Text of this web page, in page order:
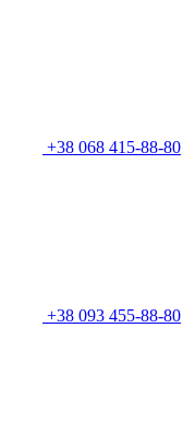
+38 068 415-88-80
+38 093 455-88-80